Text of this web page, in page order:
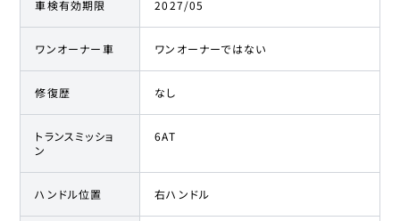
車検有効期限 2027/05
ワンオーナー車 ワンオーナーではない
修復歴 なし
トランスミッショ
ン
6AT
ハンドル位置 右ハンドル